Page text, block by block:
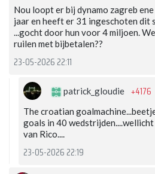
Nou loopt er bij dynamo zagreb
jaar en heeft er 31 ingeschoten dit
...gocht door hun voor 4 miljoen.
ruilen met bijbetalen??
23-05-2026 22:11
patrick_gloudie +4176
The croatian
goals in 40
van Rico....
23-05-2026 22:19